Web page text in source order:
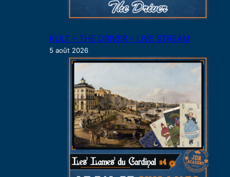
KULT – THE DRIVER – LIVE STREAM
5 août 2026